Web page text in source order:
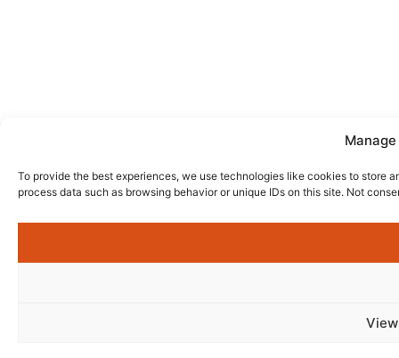
To provide the best experiences, we use technologies like cookies to store
process data such as browsing behavior or unique IDs on this site. Not